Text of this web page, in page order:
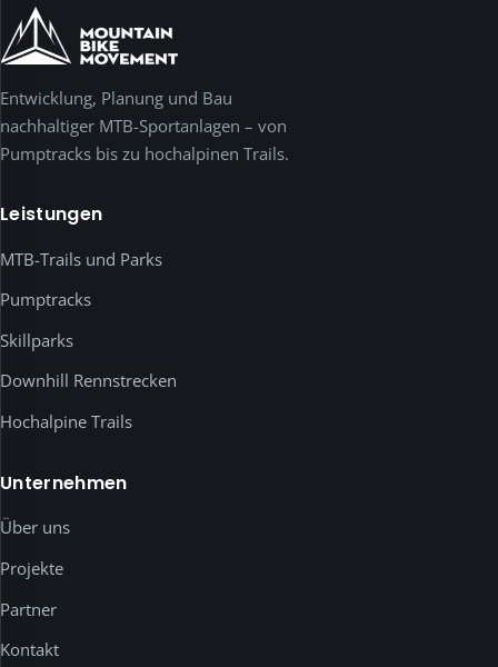
Entwicklung, Planung und Bau
nachhaltiger MTB-Sportanlagen – von
Pumptracks bis zu hochalpinen Trails.
Leistungen
MTB-Trails und Parks
Pumptracks
Skillparks
Downhill Rennstrecken
Hochalpine Trails
Unternehmen
Über uns
Projekte
Partner
Kontakt
Cookies.
Notwendig
ist
nur
das
Speichern
deiner
Externe
wie
YouTube-
werden
erst
deiner
Einwilligung
Unten
du
jeden
einzeln